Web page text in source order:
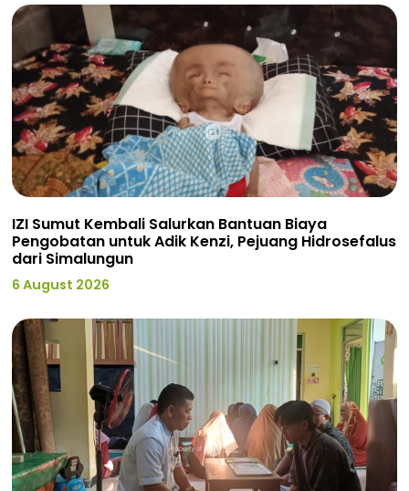
IZI Sumut Kembali Salurkan Bantuan Biaya
Pengobatan untuk Adik Kenzi, Pejuang Hidrosefalus
dari Simalungun
6 August 2026